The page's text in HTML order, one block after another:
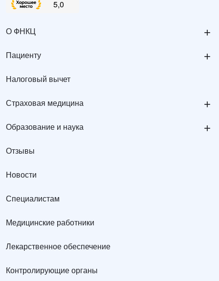
О ФНКЦ +
Пациенту +
Налоговый вычет
Страховая медицина +
Образование и наука +
Отзывы
Новости
Специалистам
Медицинские работники
Лекарственное обеспечение
Контролирующие органы